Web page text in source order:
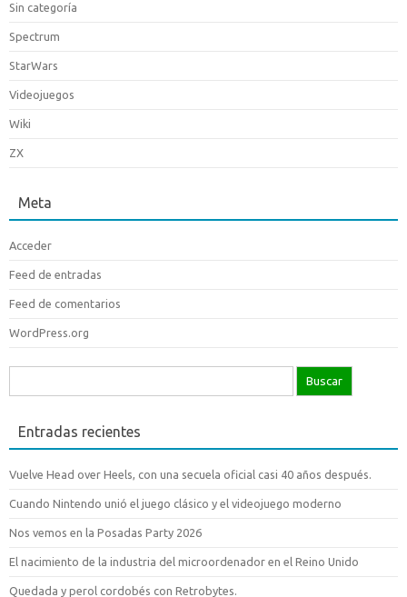
Sin categoría
Spectrum
StarWars
Videojuegos
Wiki
ZX
Meta
Acceder
Feed de entradas
Feed de comentarios
WordPress.org
Entradas recientes
Vuelve Head over Heels, con una secuela oficial casi 40 años después.
Cuando Nintendo unió el juego clásico y el videojuego moderno
Nos vemos en la Posadas Party 2026
El nacimiento de la industria del microordenador en el Reino Unido
Quedada y perol cordobés con Retrobytes.